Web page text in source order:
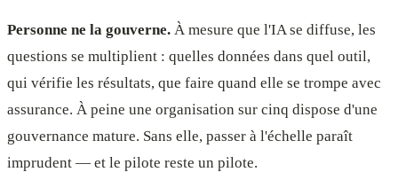
Personne ne la gouverne. À mesure que l'IA se diffuse, les
questions se multiplient : quelles données dans quel outil,
qui vérifie les résultats, que faire quand elle se trompe avec
assurance. À peine une organisation sur cinq dispose d'une
gouvernance mature. Sans elle, passer à l'échelle paraît
imprudent — et le pilote reste un pilote.